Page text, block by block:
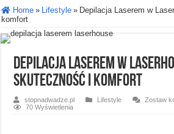
Home » Lifestyle » Depilacja Laserem w
komfort
Depilacja Laserem w
skuteczność i komfort
stopnadwadze.pl Lifestyle
Zostaw
70 Wyświetlenia